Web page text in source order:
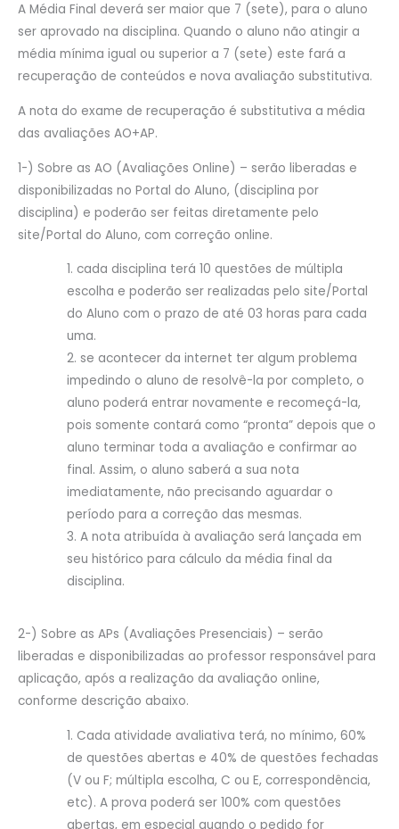
A Média Final deverá ser maior que 7 (sete), para o aluno
ser aprovado na disciplina. Quando o aluno não atingir a
média mínima igual ou superior a 7 (sete) este fará a
recuperação de conteúdos e nova avaliação substitutiva.
A nota do exame de recuperação é substitutiva a média
das avaliações AO+AP.
1-) Sobre as AO (Avaliações Online) – serão liberadas e
disponibilizadas no Portal do Aluno, (disciplina por
disciplina) e poderão ser feitas diretamente pelo
site/Portal do Aluno, com correção online.
cada disciplina terá 10 questões de múltipla
escolha e poderão ser realizadas pelo site/Portal
do Aluno com o prazo de até 03 horas para cada
uma.
se acontecer da internet ter algum problema
impedindo o aluno de resolvê-la por completo, o
aluno poderá entrar novamente e recomeçá-la,
pois somente contará como “pronta” depois que o
aluno terminar toda a avaliação e confirmar ao
final. Assim, o aluno saberá a sua nota
imediatamente, não precisando aguardar o
período para a correção das mesmas.
A nota atribuída à avaliação será lançada em
seu histórico para cálculo da média final da
disciplina.
2-) Sobre as APs (Avaliações Presenciais) – serão
liberadas e disponibilizadas ao professor responsável para
aplicação, após a realização da avaliação online,
conforme descrição abaixo.
Cada atividade avaliativa terá, no mínimo, 60%
de questões abertas e 40% de questões fechadas
(V ou F; múltipla escolha, C ou E, correspondência,
etc). A prova poderá ser 100% com questões
abertas, em especial quando o pedido for